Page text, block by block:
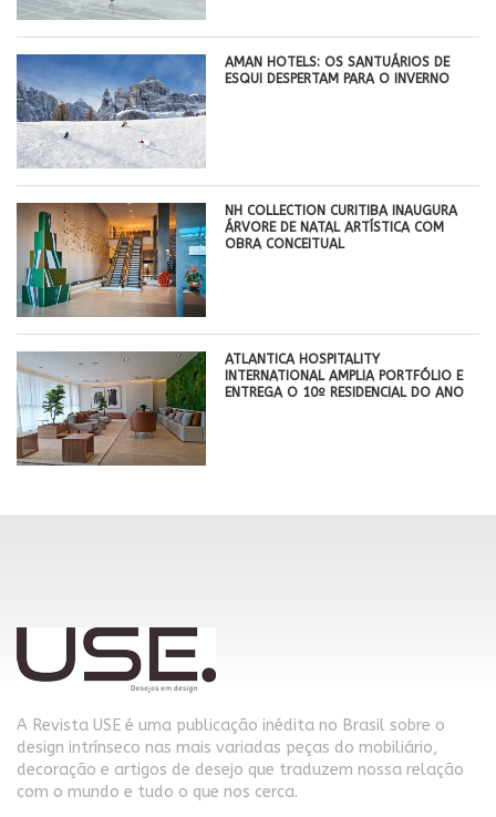
AMAN HOTELS: OS SANTUÁRIOS DE
ESQUI DESPERTAM PARA O INVERNO
NH COLLECTION CURITIBA INAUGURA
ÁRVORE DE NATAL ARTÍSTICA COM
OBRA CONCEITUAL
ATLANTICA HOSPITALITY
INTERNATIONAL AMPLIA PORTFÓLIO E
ENTREGA O 10º RESIDENCIAL DO ANO
A Revista USE é uma publicação inédita no Brasil sobre o
design intrínseco nas mais variadas peças do mobiliário,
decoração e artigos de desejo que traduzem nossa relação
com o mundo e tudo o que nos cerca.